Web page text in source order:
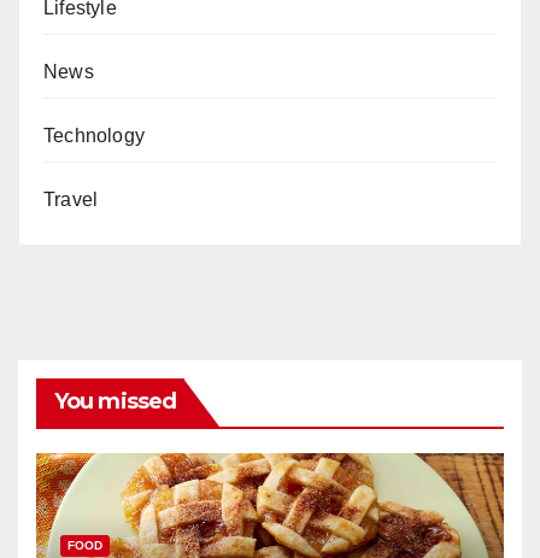
Lifestyle
News
Technology
Travel
You missed
FOOD